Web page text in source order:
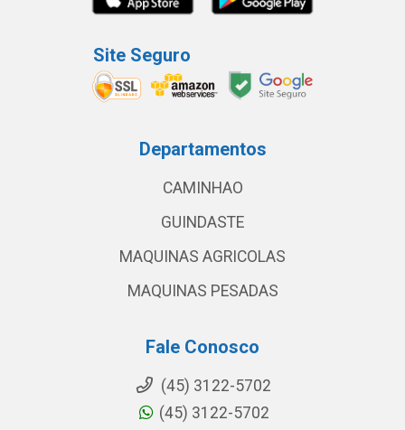
Site Seguro
Departamentos
CAMINHAO
GUINDASTE
MAQUINAS AGRICOLAS
MAQUINAS PESADAS
Fale Conosco
(45) 3122-5702
(45) 3122-5702